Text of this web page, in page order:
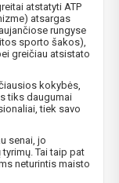
atstatyti ATP
atsargas
rungyse
sporto šakos),
greičiau atsistato
kokybės,
tiks daugumai
tiek savo
senai, jo
Tai taip pat
neturintis maisto